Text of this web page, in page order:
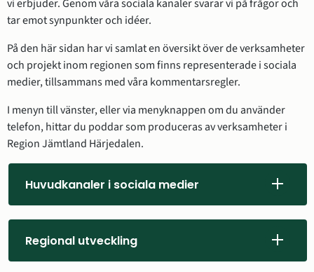
vi erbjuder. Genom våra sociala kanaler svarar vi på frågor och
tar emot synpunkter och idéer.
På den här sidan har vi samlat en översikt över de verksamheter
och projekt inom regionen som finns representerade i sociala
medier, tillsammans med våra kommentarsregler.
I menyn till vänster, eller via menyknappen om du använder
telefon, hittar du poddar som produceras av verksamheter i
Region Jämtland Härjedalen.
Huvudkanaler i sociala medier
Regional utveckling